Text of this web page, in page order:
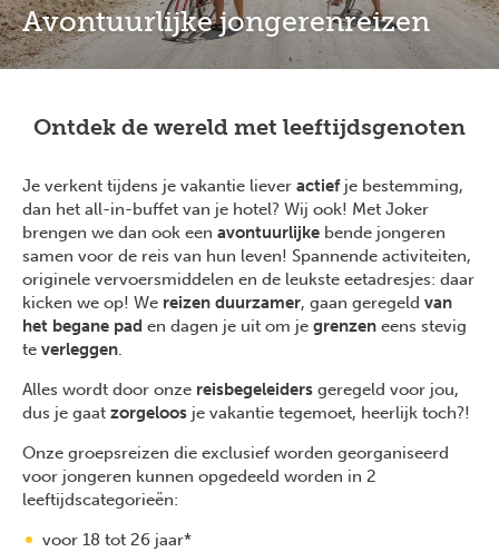
Avontuurlijke jongerenreizen
Ontdek de wereld met leeftijdsgenoten
Je verkent tijdens je vakantie liever actief je bestemming,
dan het all-in-buffet van je hotel? Wij ook! Met Joker
brengen we dan ook een avontuurlijke bende jongeren
samen voor de reis van hun leven! Spannende activiteiten,
originele vervoersmiddelen en de leukste eetadresjes: daar
kicken we op! We reizen duurzamer, gaan geregeld van
het begane pad en dagen je uit om je grenzen eens stevig
te verleggen.
Alles wordt door onze reisbegeleiders geregeld voor jou,
dus je gaat zorgeloos je vakantie tegemoet, heerlijk toch?!
Onze groepsreizen die exclusief worden georganiseerd
voor jongeren kunnen opgedeeld worden in 2
leeftijdscategorieën:
voor 18 tot 26 jaar*